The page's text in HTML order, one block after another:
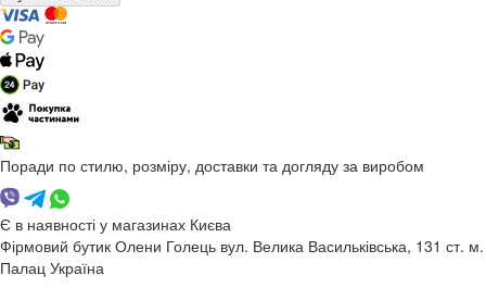
Поради по стилю, розміру, доставки та догляду за виробом
Є в наявності у магазинах Києва
Фірмовий бутик Олени Голець вул. Велика Васильківська, 131 ст. м.
Палац Україна